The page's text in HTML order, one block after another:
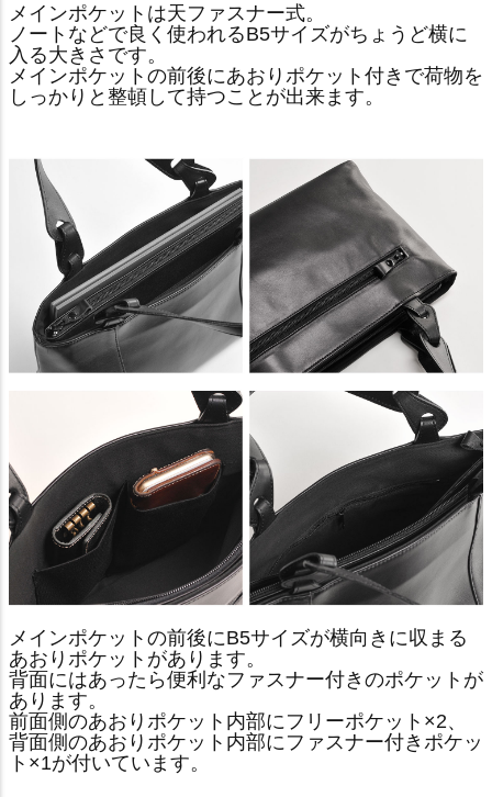
メインポケットは天ファスナー式。
ノートなどで良く使われるB5サイズがちょうど横に
入る大きさです。
メインポケットの前後にあおりポケット付きで荷物を
しっかりと整頓して持つことが出来ます。
メインポケットの前後にB5サイズが横向きに収まる
あおりポケットがあります。
背面にはあったら便利なファスナー付きのポケットが
あります。
前面側のあおりポケット内部にフリーポケット×2、
背面側のあおりポケット内部にファスナー付きポケッ
ト×1が付いています。